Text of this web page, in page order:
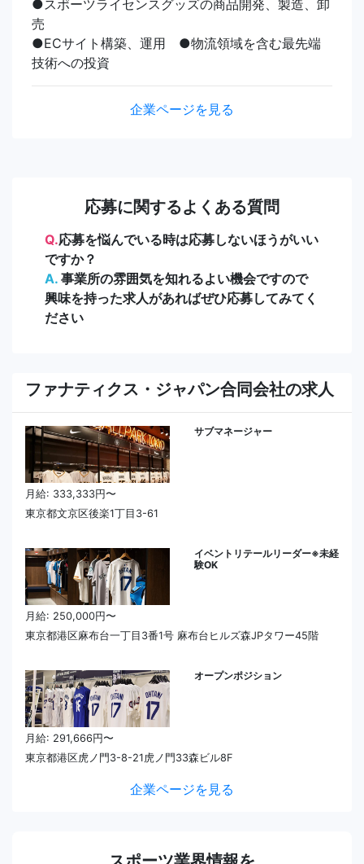
●スポーツライセンスグッズの商品開発、製造、卸
売
●ECサイト構築、運用 ●物流領域を含む最先端
技術への投資
企業ページを見る
応募に関するよくある質問
Q.応募を悩んでいる時は応募しないほうがいい
ですか？
A. 事業所の雰囲気を知れるよい機会ですので
興味を持った求人があればぜひ応募してみてく
ださい
ファナティクス・ジャパン合同会社の求人
サブマネージャー
月給: 333,333円〜
東京都文京区後楽1丁目3-61
イベントリテールリーダー※未経
験OK
月給: 250,000円〜
東京都港区麻布台一丁目3番1号 麻布台ヒルズ森JPタワー45階
オープンポジション
月給: 291,666円〜
東京都港区虎ノ門3-8-21虎ノ門33森ビル8F
企業ページを見る